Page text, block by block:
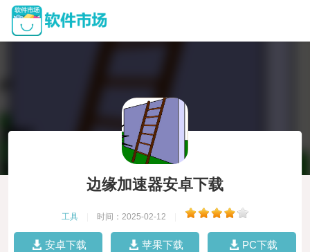
边缘加速器安卓下载
工具 时间：2025-02-12
安卓下载 苹果下载 PC下载